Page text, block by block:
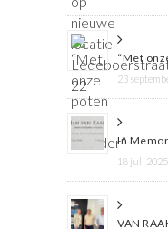
“Met
23
In
18 juli 2025
VAN